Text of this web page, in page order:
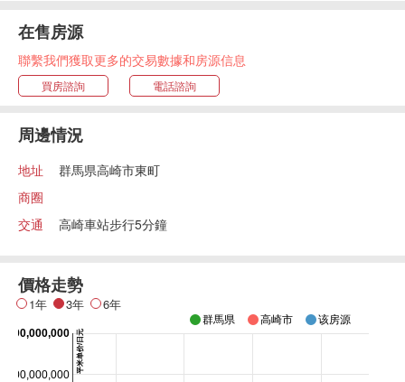
在售房源
聯繫我們獲取更多的交易數據和房源信息
買房諮詢 電話諮詢
周邊情況
地址
群馬県高崎市東町
商圈
交通
高崎車站步行5分鐘
價格走勢
1年 3年 6年
群馬県 高崎市 该房源
平米单价/日元